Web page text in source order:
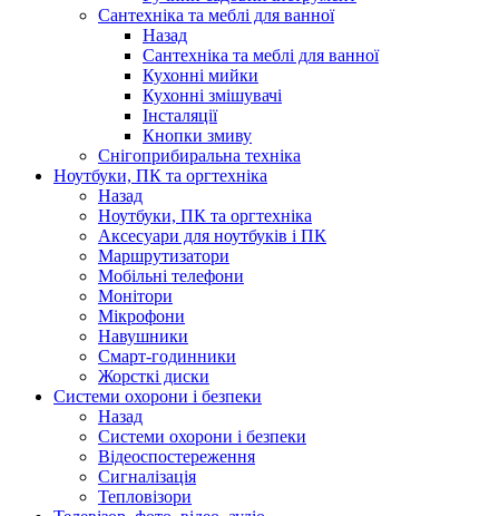
Сантехніка та меблі для ванної
Назад
Сантехніка та меблі для ванної
Кухонні мийки
Кухонні змішувачі
Інсталяції
Кнопки змиву
Снігоприбиральна техніка
Ноутбуки, ПК та оргтехніка
Назад
Ноутбуки, ПК та оргтехніка
Аксесуари для ноутбуків і ПК
Маршрутизатори
Мобільні телефони
Монітори
Мікрофони
Навушники
Смарт-годинники
Жорсткі диски
Системи охорони і безпеки
Назад
Системи охорони і безпеки
Відеоспостереження
Сигналізація
Тепловізори